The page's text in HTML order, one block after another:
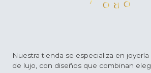
Nuestra tienda se especializa en
de lujo, con diseños que combinan